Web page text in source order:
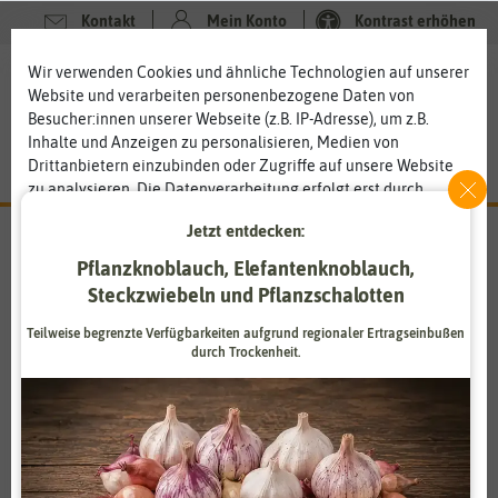
Kontakt Mein Konto Kontrast erhöhen
0 0
Suchergebnisse fürfrutescens
Schärfegrad: 10 Schärfegrad: 1 Schärfegrad: 9
Schärfegrad: 8 Schärfegrad: 7 Schärfegrad: 6
Schärfegrad: 5 Schärfegrad: 4 Schärfegrad: 3
Filter
Wir verwenden Cookies und ähnliche Technologien auf unserer
Website und verarbeiten personenbezogene Daten von
Besucher:innen unserer Webseite (z.B. IP-Adresse), um z.B.
Inhalte und Anzeigen zu personalisieren, Medien von
Drittanbietern einzubinden oder Zugriffe auf unsere Website
zu analysieren. Die Datenverarbeitung erfolgt erst durch
gesetzte Cookies. Wir teilen diese Daten mit Dritten, die wir in
den Einstellungen benennen.
Die Datenverarbeitung kann mit Einwilligung oder aufgrund
eines berechtigten Interesses erfolgen. Die Zustimmung kann
erteilt oder abgelehnt werden. Es besteht das Recht, nicht
einzuwilligen und die Einwilligung zu einem späteren
Zeitpunkt zu ändern oder zu widerrufen. Weitere
Informationen zur Verwendung personenbezogener Daten und
den Diensten erklären wir in unserer
Daten­schutz­erklärung
Essenziell Statistik
Zahlungsdienstleister Marketing
Jetzt entdecken:
Pflanzknoblauch, Elefantenknoblauch,
Steckzwiebeln und Pflanzschalotten
Teilweise begrenzte Verfügbarkeiten aufgrund regionaler Ertragseinbußen
durch Trockenheit.